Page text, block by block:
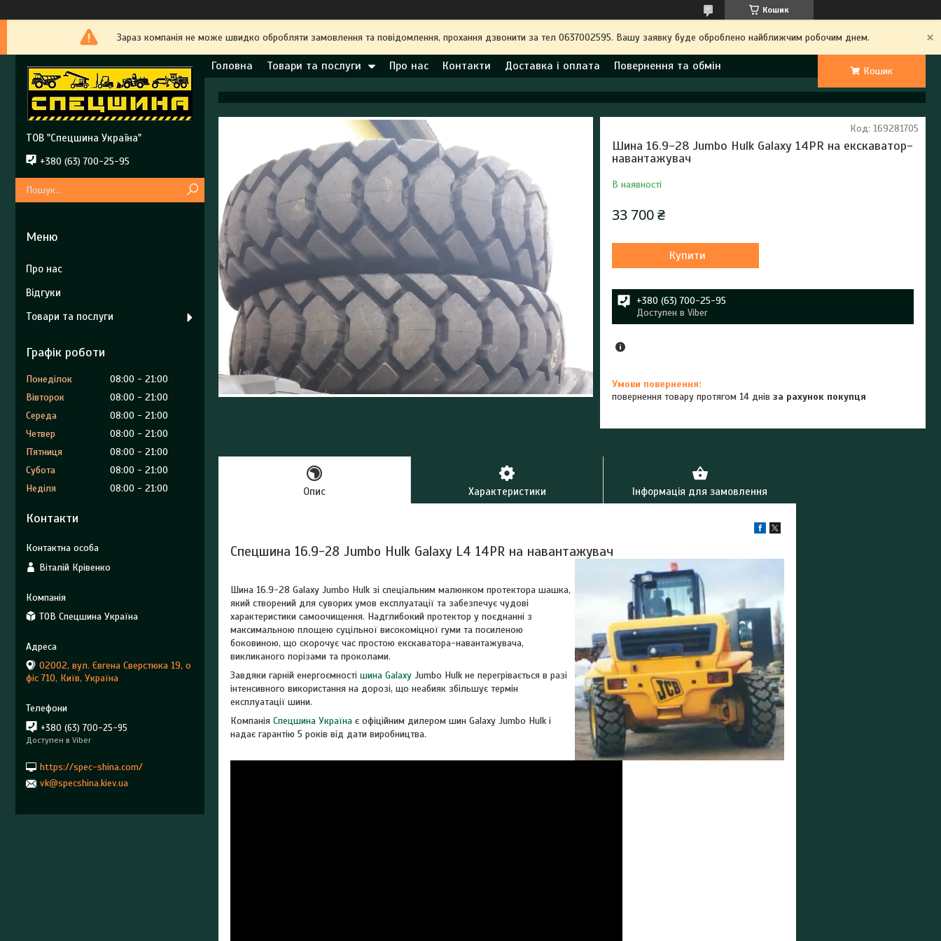
Кошик
Зараз компанія не може швидко обробляти замовлення та повідомлення, прохання дзвонити за тел 0637002595. Вашу заявку буде оброблено найближчим робочим днем.
Головна Товари та послуги Про нас Контакти Доставка і оплата Повернення та обмін Кошик
Шина 16.9-28 Jumbo Hulk Galaxy 14PR на екскаватор-
навантажувач
В наявності
Код: 169281705
33 700 ₴
Купити
+380 (63) 700-25-95
Доступен в Viber
повернення товару протягом 14 днівза рахунок покупця
Опис Характеристики Інформація для замовлення
Спецшина 16.9-28 Jumbo Hulk Galaxy L4 14PR на навантажувач
Шина 16.9-28 Galaxy Jumbo Hulk зі спеціальним малюнком протектора шашка,
який створений для суворих умов експлуатації та забезпечує чудові
характеристики самоочищення. Надглибокий протектор у поєднанні з
максимальною площею суцільної високоміцної гуми та посиленою
боковиною, що скорочує час простою екскаватора-навантажувача,
викликаного порізами та проколами.
Завдяки гарній енергоємності шина Galaxy Jumbo Hulk не перегрівається в разі
інтенсивного використання на дорозі, що неабияк збільшує термін
експлуатації шини.
Компанія Спецшина Україна є офіційним дилером шин Galaxy Jumbo Hulk і
надає гарантію 5 років від дати виробництва.
ТОВ "Спецшина Україна"
+380 (63) 700-25-95
Про нас
Відгуки
Товари та послуги
Графік роботи
Понеділок 08:00
21:00
Вівторок
08:00
21:00
Середа
08:00
21:00
Четвер
08:00
21:00
Пʼятниця
08:00
21:00
Субота
08:00
21:00
Неділя
08:00 21:00
Контакти
Віталій Крівенко
ТОВ Спецшина Україна
02002, вул. Євгена Сверстюка 19, о
фіс 710, Київ, Україна
+380 (63) 700-25-95
Доступен в Viber
https://spec-shina.com/
vk@specshina.kiev.ua